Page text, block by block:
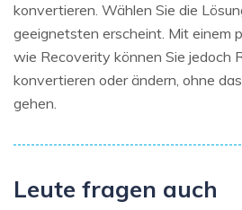
konvertieren. Wählen Sie die
geeignetsten erscheint. Mit einem
wie Recoverity können Sie jedoch
konvertieren oder ändern, ohne
gehen.
Leute fragen auch